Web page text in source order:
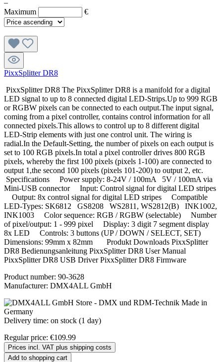
–
Maximum
€
PixxSplitter DR8
PixxSplitter DR8 The PixxSplitter DR8 is a manifold for a digital
LED signal to up to 8 connected digital LED-Strips.Up to 999 RGB
or RGBW pixels can be connected to each output.The input signal,
coming from a pixel controller, contains control information for all
connected pixels.This allows to control up to 8 different digital
LED-Strip elements with just one control unit. The wiring is
radial.In the Default-Setting, the number of pixels on each output is
set to 100 RGB pixels.In total a pixel controller drives 800 RGB
pixels, whereby the first 100 pixels (pixels 1-100) are connected to
output 1,the second 100 pixels (pixels 101-200) to output 2, etc.
Specifications Power supply: 8-24V / 100mA 5V / 100mA via
Mini-USB connector Input: Control signal for digital LED stripes
Output: 8x control signal for digital LED stripes Compatible
LED-Types: SK6812 GS8208 WS2811, WS2812(B) INK1002,
INK1003 Color sequence: RGB / RGBW (selectable) Number
of pixel/output: 1 - 999 pixel Display: 3 digit 7 segment display
8x LED Controls: 3 buttons (UP / DOWN / SELECT, SET)
Dimensions: 99mm x 82mm Produkt Downloads PixxSplitter
DR8 Bedienungsanleitung PixxSplitter DR8 User Manual
PixxSplitter DR8 USB Driver PixxSplitter DR8 Firmware
Product number: 90-3628
Manufacturer: DMX4ALL GmbH
Delivery time: on stock (1 day)
Regular price: €109.99
Prices incl. VAT plus shipping costs
Add to shopping cart